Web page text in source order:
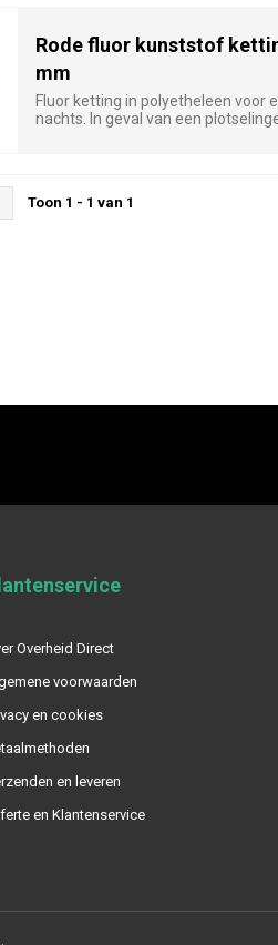
Rode fluor kunststof
mm
Fluor ketting in polyetheleen voor
nachts. In geval van een
Toon 1 - 1 van 1
Overheid Direct
voorwaarden
en cookies
en leveren
en Klantenservice